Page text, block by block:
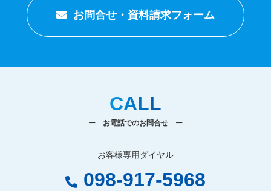
お問合せ・資料請求フォーム
CALL
ー お電話でのお問合せ ー
お客様専用ダイヤル
098-917-5968